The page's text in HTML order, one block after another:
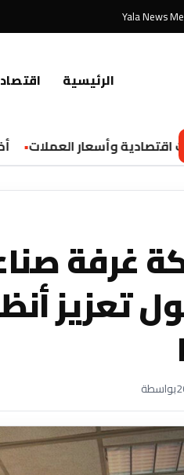
Yala News
الرئيسية اقتصاد
وأسعار العملات
غرفة
تعزيز
بواسطة